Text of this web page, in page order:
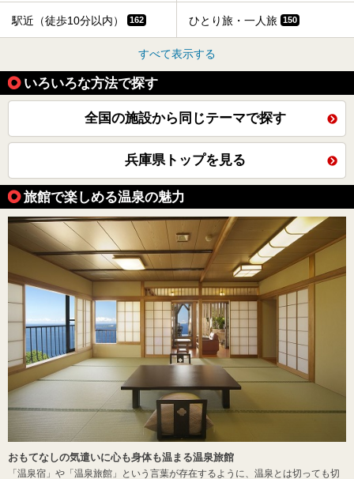
駅近（徒歩10分以内） 162 ひとり旅・一人旅 150
すべて表示する
いろいろな方法で探す
全国の施設から同じテーマで探す
兵庫県トップを見る
旅館で楽しめる温泉の魅力
おもてなしの気遣いに心も身体も温まる温泉旅館
「温泉宿」や「温泉旅館」という言葉が存在するように、温泉とは切っても切